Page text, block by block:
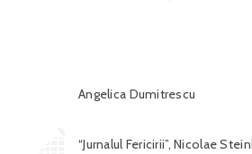
Angelica Dumitrescu
“Jurnalul Fericirii”, Nicolae